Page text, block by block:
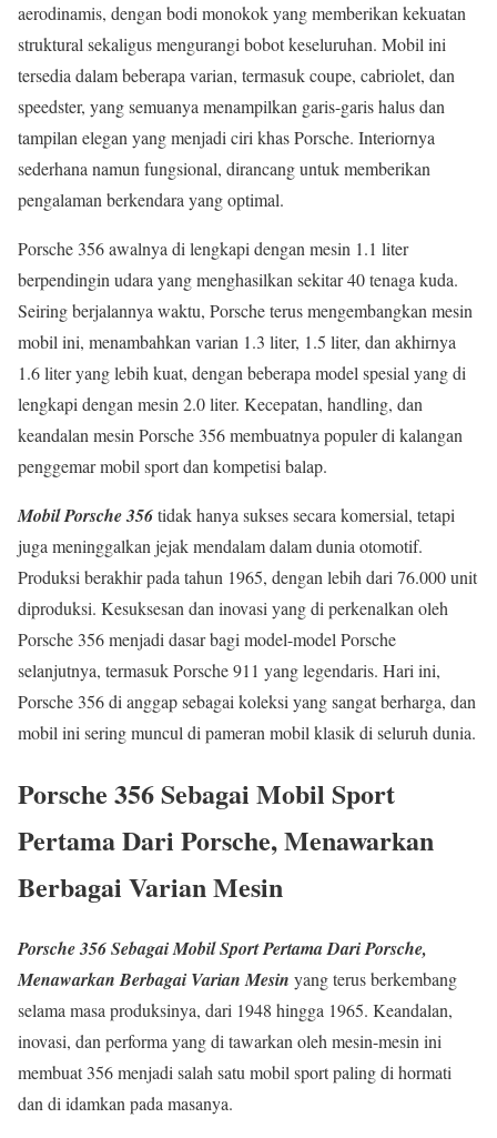
aerodinamis, dengan bodi monokok yang memberikan kekuatan
struktural sekaligus mengurangi bobot keseluruhan. Mobil ini
tersedia dalam beberapa varian, termasuk coupe, cabriolet, dan
speedster, yang semuanya menampilkan garis-garis halus dan
tampilan elegan yang menjadi ciri khas Porsche. Interiornya
sederhana namun fungsional, dirancang untuk memberikan
pengalaman berkendara yang optimal.
Porsche 356 awalnya di lengkapi dengan mesin 1.1 liter
berpendingin udara yang menghasilkan sekitar 40 tenaga kuda.
Seiring berjalannya waktu, Porsche terus mengembangkan mesin
mobil ini, menambahkan varian 1.3 liter, 1.5 liter, dan akhirnya
1.6 liter yang lebih kuat, dengan beberapa model spesial yang di
lengkapi dengan mesin 2.0 liter. Kecepatan, handling, dan
keandalan mesin Porsche 356 membuatnya populer di kalangan
penggemar mobil sport dan kompetisi balap.
Mobil Porsche 356tidak hanya sukses secara komersial, tetapi
juga meninggalkan jejak mendalam dalam dunia otomotif.
Produksi berakhir pada tahun 1965, dengan lebih dari 76.000 unit
diproduksi. Kesuksesan dan inovasi yang di perkenalkan oleh
Porsche 356 menjadi dasar bagi model-model Porsche
selanjutnya, termasuk Porsche 911 yang legendaris. Hari ini,
Porsche 356 di anggap sebagai koleksi yang sangat berharga, dan
mobil ini sering muncul di pameran mobil klasik di seluruh dunia.
Porsche 356 Sebagai Mobil Sport
Pertama Dari Porsche, Menawarkan
Berbagai Varian Mesin
Porsche 356 Sebagai Mobil Sport Pertama Dari Porsche,
Menawarkan Berbagai Varian Mesin yang terus berkembang
selama masa produksinya, dari 1948 hingga 1965. Keandalan,
inovasi, dan performa yang di tawarkan oleh mesin-mesin ini
membuat 356 menjadi salah satu mobil sport paling di hormati
dan di idamkan pada masanya.